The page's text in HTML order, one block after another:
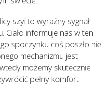
szyi to wyraźny sygnał
Ciało informuje nas w ten
spoczynku coś poszło nie
mechanizmu jest
możemy skutecznie
pełny komfort